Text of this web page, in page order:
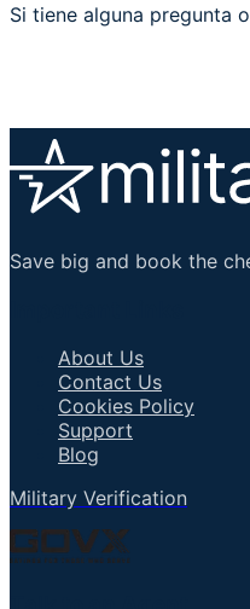
Si tiene alguna pregunta
Save big and book the
About Us
Contact Us
Cookies Policy
Support
Blog
Military Verification